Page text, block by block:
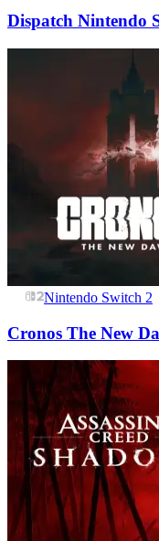
Dispatch Nintendo
Nintendo Switch 2
Cronos The New